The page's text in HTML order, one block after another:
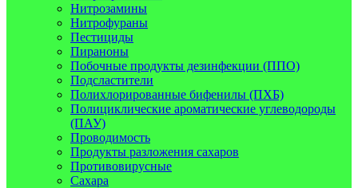
Нитрозамины
Нитрофураны
Пестициды
Пираноны
Побочные продукты дезинфекции (ППО)
Подсластители
Полихлорированные бифенилы (ПХБ)
Полициклические ароматические углеводороды
(ПАУ)
Проводимость
Продукты разложения сахаров
Противовирусные
Сахара